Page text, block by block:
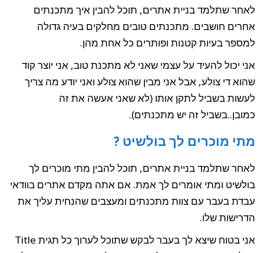
לאחר שתלמד בניית אתרים, תוכל להבין איך מתכנתים
אחרים חושבים. מתכנתים טובים מחלקים בעיה גדולה
למספר בעיות קטנות ופותרים כל אחת מהן.
אני יכול להעיד על עצמי שאני לא מתכנת טוב, אני יוצר קוד
שהוא די צולע, אבל אני מבין שהוא צולע ואני יודע מה צריך
לעשות בשביל לתקן אותו (לא שאני אעשה את זה
כמובן..בשביל זה יש מתכנתים).
מתי מוכרים לך בולשיט ?
לאחר שתלמד בניית אתרים, תוכל להבין מתי מוכרים לך
בולשיט ומתי אומרים לך אמת. אם אתה מקדם אתרים בוודאי
עבדת בעבר עם צוות מתכנתים ומעצבים שהנחית עליך את
הדרישות שלו.
אני בטוח שיצא לך בעבר לבקש שתוכל לערוך כל תגית Title